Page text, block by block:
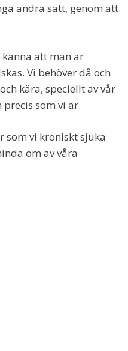
andra sätt, genom att
att man är
Vi behöver då och
kära, speciellt av vår
som vi är.
som vi kroniskt sjuka
om av våra